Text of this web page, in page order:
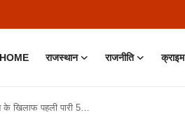
HOME राजस्थान राजनीति क्राइम
8 पर घोषित की, राहुल-गिल के शतकों से मजबूत पकड़